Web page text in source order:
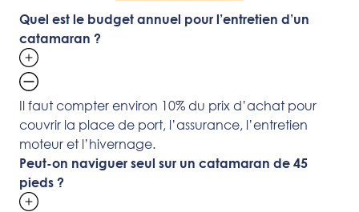
Quel est le budget annuel pour l’entretien d’un
catamaran ?
Il faut compter environ 10% du prix d’achat pour
couvrir la place de port, l’assurance, l’entretien
moteur et l’hivernage.
Peut-on naviguer seul sur un catamaran de 45
pieds ?